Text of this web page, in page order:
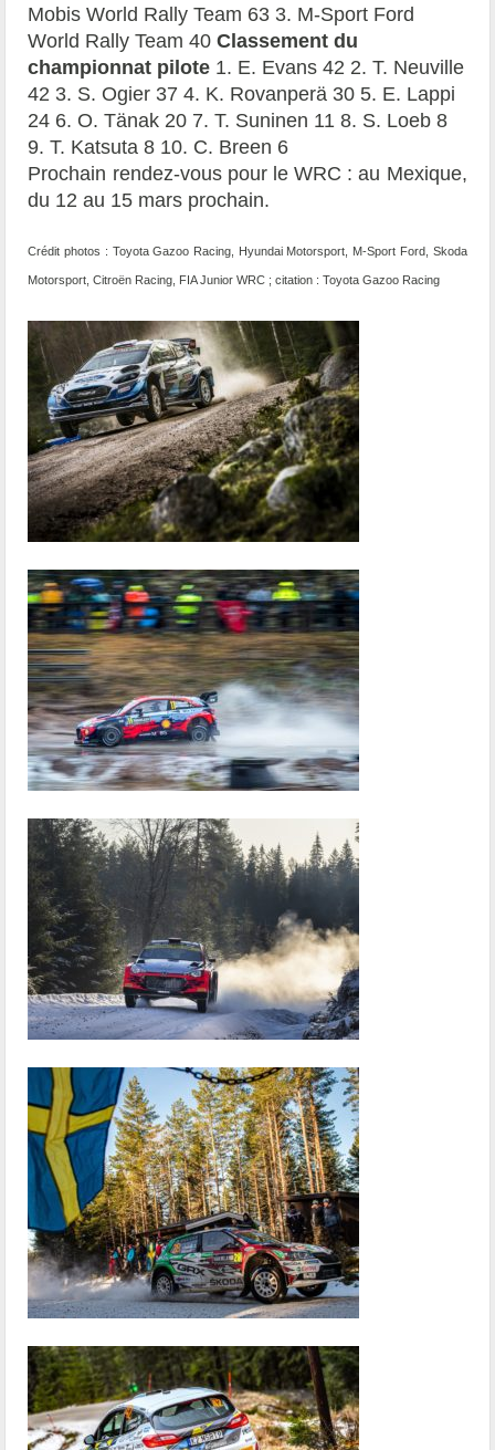
Mobis World Rally Team 63 3. M-Sport Ford
World Rally Team 40Classement du
championnat pilote 1. E. Evans 42 2. T. Neuville
42 3. S. Ogier 37 4. K. Rovanperä 30 5. E. Lappi
24 6. O. Tänak 20 7. T. Suninen 11 8. S. Loeb 8
9. T. Katsuta 8 10. C. Breen 6
Prochain rendez-vous pour le WRC : au Mexique,
du 12 au 15 mars prochain.
Crédit photos : Toyota Gazoo Racing, Hyundai Motorsport, M-Sport Ford, Skoda
Motorsport, Citroën Racing, FIA Junior WRC ; citation : Toyota Gazoo Racing